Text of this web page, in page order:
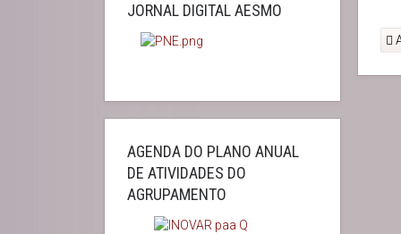
JORNAL DIGITAL AESMO
AGENDA DO PLANO ANUAL
DE ATIVIDADES DO
AGRUPAMENTO